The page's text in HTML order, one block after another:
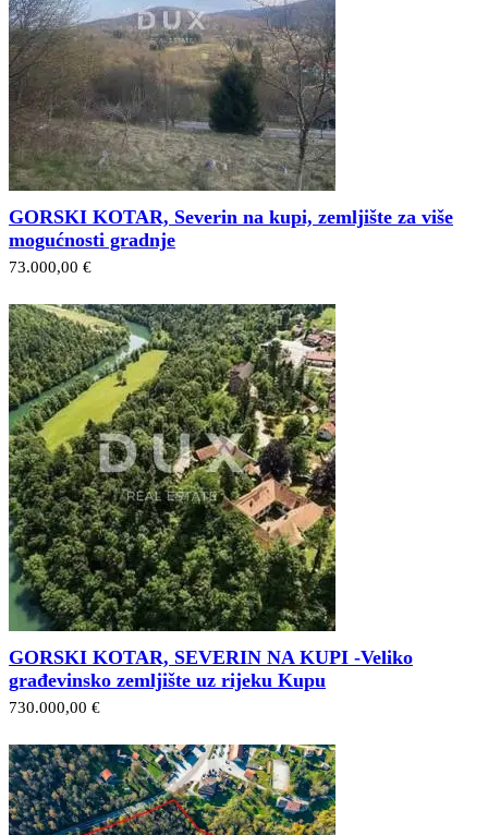
GORSKI KOTAR, Severin na kupi, zemljište za više
mogućnosti gradnje
73.000,00 €
GORSKI KOTAR, SEVERIN NA KUPI -Veliko
građevinsko zemljište uz rijeku Kupu
730.000,00 €